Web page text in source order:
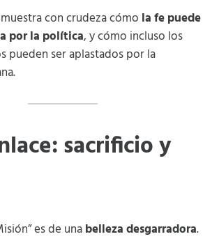
con crudeza cómo la fe puede
por la política, y cómo incluso los
pueden ser aplastados por la
sacrificio y
es de unabelleza desgarradora.